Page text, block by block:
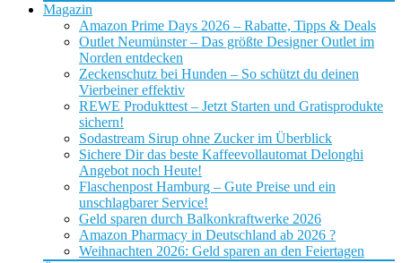
Magazin
Amazon Prime Days 2026 – Rabatte, Tipps & Deals
Outlet Neumünster – Das größte Designer Outlet im
Norden entdecken
Zeckenschutz bei Hunden – So schützt du deinen
Vierbeiner effektiv
REWE Produkttest – Jetzt Starten und Gratisprodukte
sichern!
Sodastream Sirup ohne Zucker im Überblick
Sichere Dir das beste Kaffeevollautomat Delonghi
Angebot noch Heute!
Flaschenpost Hamburg – Gute Preise und ein
unschlagbarer Service!
Geld sparen durch Balkonkraftwerke 2026
Amazon Pharmacy in Deutschland ab 2026 ?
Weihnachten 2026: Geld sparen an den Feiertagen